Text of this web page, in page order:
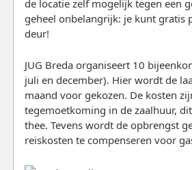
de locatie zelf mogelijk tegen een
geheel onbelangrijk: je kunt gratis
deur!
JUG Breda organiseert 10
juli en december). Hier wordt de
maand voor gekozen. De kosten
tegemoetkoming in de zaalhuur,
thee. Tevens wordt de opbrengst
reiskosten te compenseren voor